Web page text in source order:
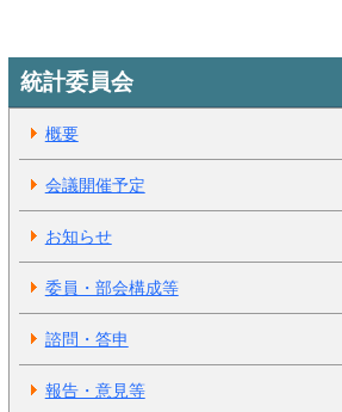
統計委員会
概要
会議開催予定
お知らせ
委員・部会構成等
諮問・答申
報告・意見等